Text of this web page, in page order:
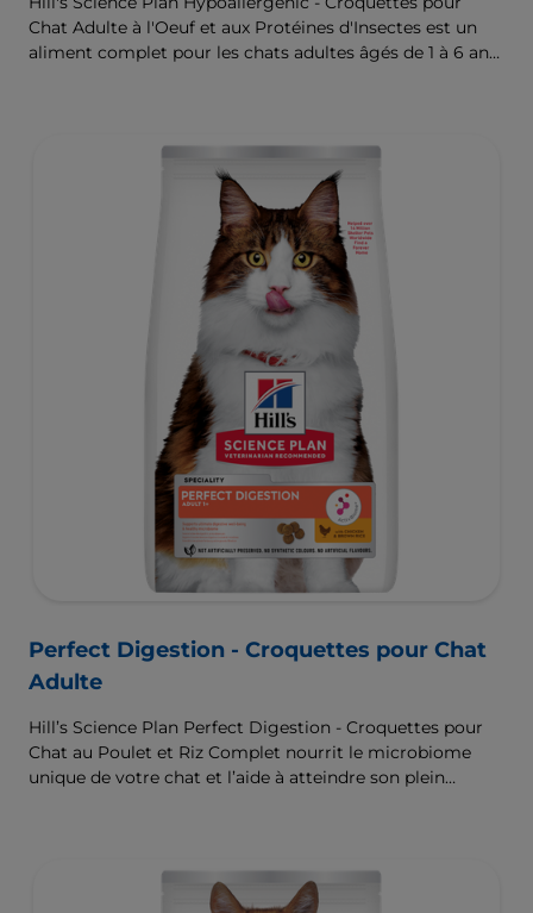
Chat Adulte à l'Oeuf et aux Protéines d'Insectes est un
aliment complet pour les chats adultes âgés de 1 à 6 ans.
Perfect Digestion - Croquettes pour Chat
Adulte
Hill’s Science Plan Perfect Digestion - Croquettes pour
Chat au Poulet et Riz Complet nourrit le microbiome
unique de votre chat et l’aide à atteindre son plein